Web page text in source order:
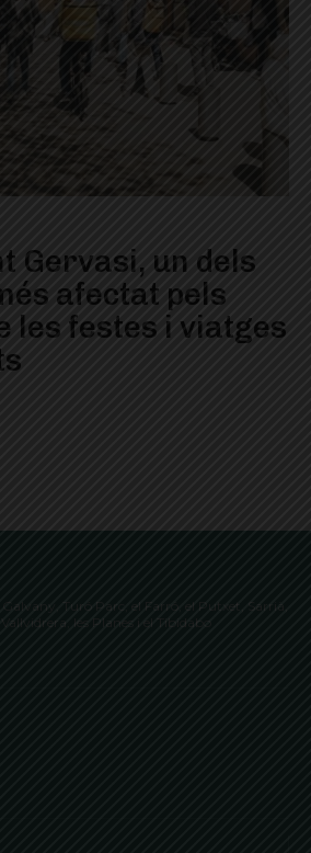
Gervasi, un dels
afectat pels
les festes i viatges
Turó Parc, el Farró, el Putxet, Sarrià,
les Planes i el Tibidabo